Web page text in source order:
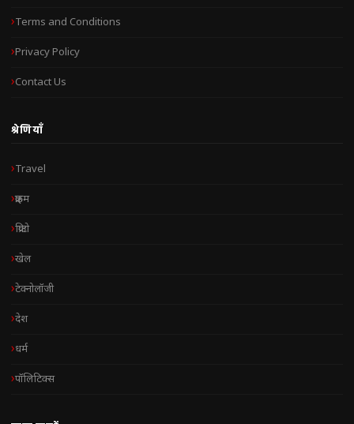
Terms and Conditions
Privacy Policy
Contact Us
श्रेणियाँ
Travel
क्राइम
क्रिप्टो
खेल
टेक्नोलॉजी
देश
धर्म
पॉलिटिक्स